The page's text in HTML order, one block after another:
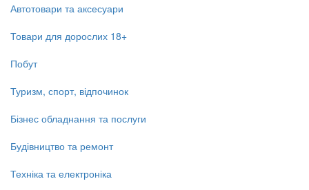
Автотовари та аксесуари
Товари для дорослих 18+
Побут
Туризм, спорт, відпочинок
Бізнес обладнання та послуги
Будівництво та ремонт
Техніка та електроніка